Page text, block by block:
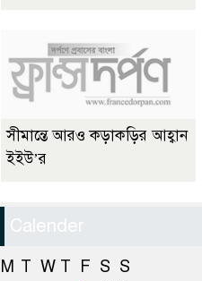
সীমান্তে আরও কড়াকড়ির আহ্বান
ইইউ’র
Calender
M T W T F S S